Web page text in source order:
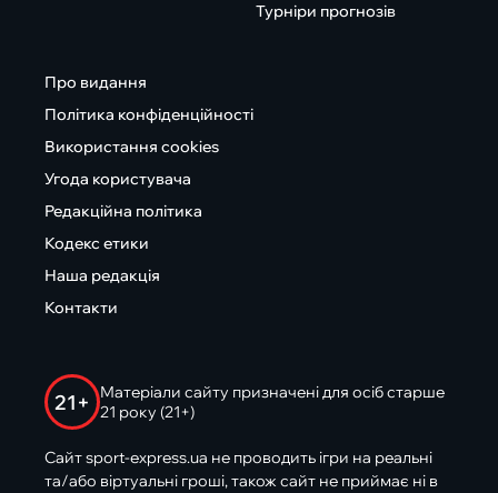
Турніри прогнозів
Про видання
Політика конфіденційності
Використання cookies
Угода користувача
Редакційна політика
Кодекс етики
Наша редакція
Контакти
21+
Матеріали сайту призначені для осіб старше
21 року (21+)
Сайт sport-express.ua не проводить ігри на реальні
та/або віртуальні гроші, також сайт не приймає ні в